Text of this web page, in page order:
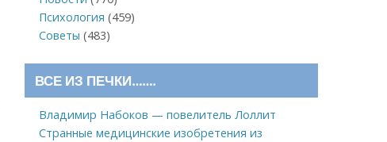
Психология (459)
Советы (483)
ВСЕ ИЗ ПЕЧКИ…….
Владимир Набоков — повелитель Лоллит
Странные медицинские изобретения из